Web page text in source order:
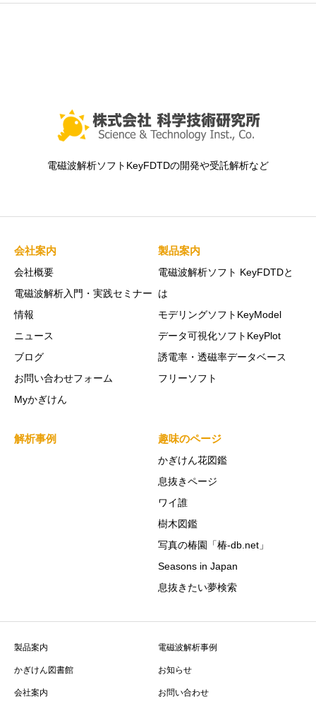
電磁波解析ソフトKeyFDTDの開発や受託解析など
会社案内
会社概要
電磁波解析入門・実践セミナー
情報
ニュース
ブログ
お問い合わせフォーム
Myかぎけん
製品案内
電磁波解析ソフト KeyFDTDと
は
モデリングソフトKeyModel
データ可視化ソフトKeyPlot
誘電率・透磁率データベース
フリーソフト
解析事例 趣味のページ
かぎけん花図鑑
息抜きページ
ワイ誰
樹木図鑑
写真の椿園「椿-db.net」
Seasons in Japan
息抜きたい夢検索
製品案内 電磁波解析事例
かぎけん図書館 お知らせ
会社案内 お問い合わせ